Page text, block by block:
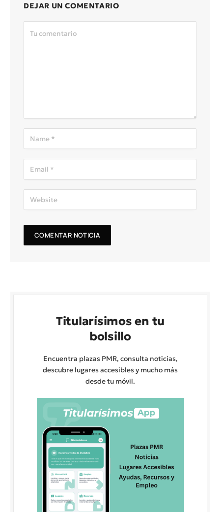
DEJAR UN COMENTARIO
Titularísimos en tu
bolsillo
Encuentra plazas PMR, consulta noticias,
descubre lugares accesibles y mucho más
desde tu móvil.